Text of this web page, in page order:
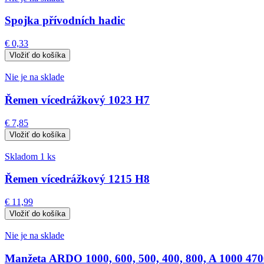
Spojka přívodních hadic
€ 0,33
Nie je na sklade
Řemen vícedrážkový 1023 H7
€ 7,85
Skladom 1 ks
Řemen vícedrážkový 1215 H8
€ 11,99
Nie je na sklade
Manžeta ARDO 1000, 600, 500, 400, 800, A 1000